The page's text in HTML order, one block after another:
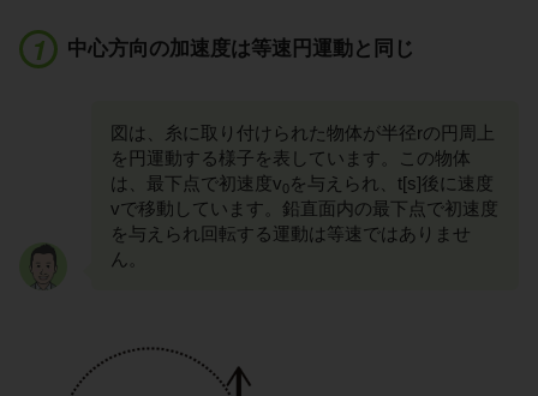
中心方向の加速度は等速円運動と同じ
図は、糸に取り付けられた物体が半径rの円周上
を円運動する様子を表しています。この物体
は、最下点で初速度v0を与えられ、t[s]後に速度
vで移動しています。鉛直面内の最下点で初速度
を与えられ回転する運動は等速ではありませ
ん。